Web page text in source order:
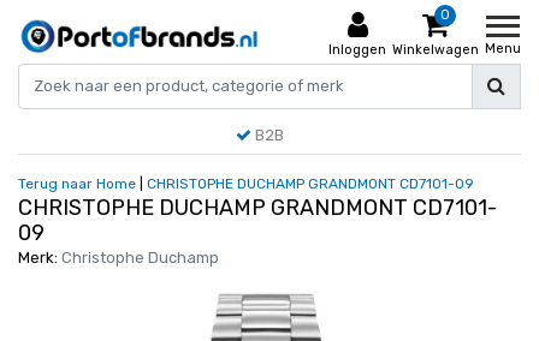
Inloggen
0
Winkelwagen Menu
B2B
Terug naar Home CHRISTOPHE DUCHAMP GRANDMONT CD7101-09
CHRISTOPHE DUCHAMP GRANDMONT CD7101-
09
Merk: Christophe Duchamp